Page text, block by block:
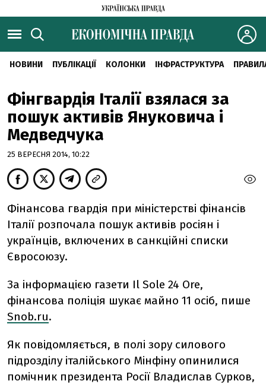
НОВИНИ ПУБЛІКАЦІЇ КОЛОНКИ ІНФРАСТРУКТУРА
Фінгвардія Італії взялася за
пошук активів Януковича і
Медведчука
25 ВЕРЕСНЯ 2014, 10:22
Фінансова гвардія при міністерстві фінансів
Італії розпочала пошук активів росіян і
українців, включених в санкційні списки
Євросоюзу.
За інформацією газети Il Sole 24 Ore,
фінансова поліція шукає майно 11 осіб, пише
Snob.ru.
Як повідомляється, в полі зору силового
підрозділу італійського Мінфіну опинилися
помічник президента Росії Владислав Сурков,